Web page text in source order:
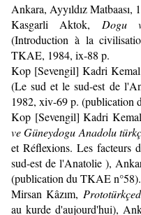
Ankara, Ayyıldız
Kasgarli Aktok, Dogu
(Introduction à la
TKAE, 1984, ix-88 p.
Kop [Sevengil] Kadri
(Le sud et le sud-est de
1982, xiv-69 p. (publication
Kop [Sevengil] Kadri
ve Güneydogu Anadolu
et Réflexions. Les facteurs
sud-est de l'Anatolie ),
(publication du TKAE n°58).
Mirsan Kâzım,
au kurde d'aujourd'hui),